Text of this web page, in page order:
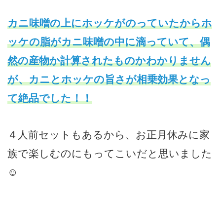
カニ味噌の上にホッケがのっていたからホ
ッケの脂がカニ味噌の中に滴っていて、偶
然の産物か計算されたものかわかりません
が、カニとホッケの旨さが相乗効果となっ
て絶品でした！！
４人前セットもあるから、お正月休みに家
族で楽しむのにもってこいだと思いました
☺